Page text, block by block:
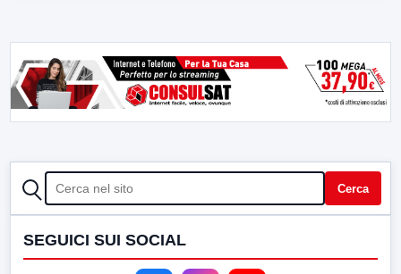
CERCA Cerca
SEGUICI SUI SOCIAL